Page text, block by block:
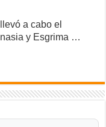
a cabo el
y Esgrima …